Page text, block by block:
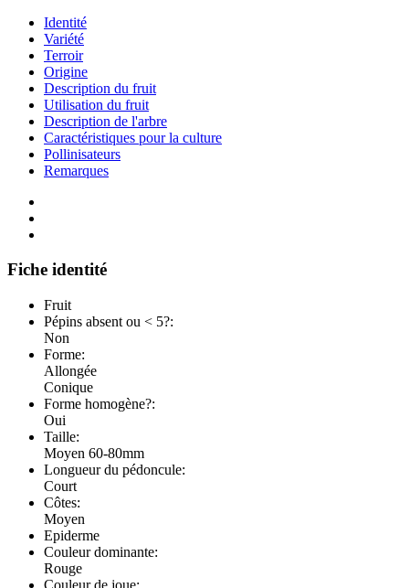
Identité
Variété
Terroir
Origine
Description du fruit
Utilisation du fruit
Description de l'arbre
Caractéristiques pour la culture
Pollinisateurs
Remarques
Fiche identité
Fruit
Pépins absent ou < 5?:
Non
Forme:
Allongée
Conique
Forme homogène?:
Oui
Taille:
Moyen 60-80mm
Longueur du pédoncule:
Court
Côtes:
Moyen
Epiderme
Couleur dominante:
Rouge
Couleur de joue: